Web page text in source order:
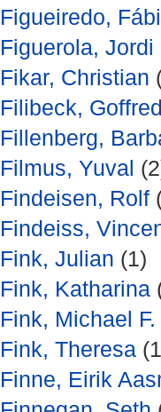
Figueiredo,
Figuerola, Jordi
Fikar, Christian
Filibeck,
Fillenberg,
Filmus, Yuval
Findeisen, Rolf
Findeiss,
Fink, Julian (1)
Fink, Katharina
Fink, Michael F.
Fink, Theresa
Finne, Eirik